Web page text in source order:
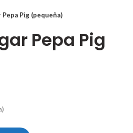
Pig (pequeña)
Pepa Pig